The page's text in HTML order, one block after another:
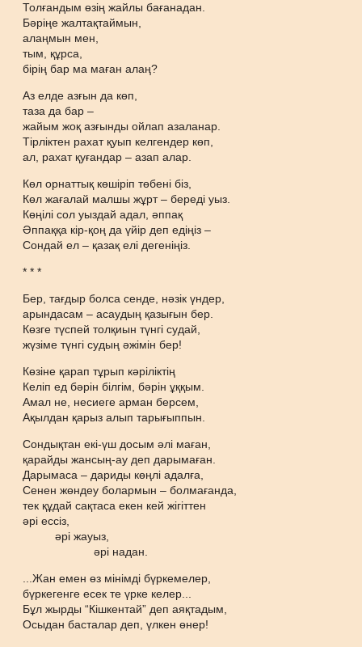
Толғандым өзің жайлы бағанадан.
Бәріңе жалтақтаймын,
алаңмын мен,
тым, құрса,
бірің бар ма маған алаң?
Аз елде азғын да көп,
таза да бар –
жайым жоқ азғынды ойлап азаланар.
Тірліктен рахат қуып келгендер көп,
ал, рахат қуғандар – азап алар.
Көл орнаттық көшіріп төбені біз,
Көл жағалай малшы жұрт – береді уыз.
Көңілі сол уыздай адал, әппақ
Әппаққа кір-қоң да үйір деп едіңіз –
Сондай ел – қазақ елі дегеніңіз.
* * *
Бер, тағдыр болса сенде, нәзік үндер,
арындасам – асаудың қазығын бер.
Көзге түспей толқиын түнгі судай,
жүзіме түнгі судың әжімін бер!
Көзіне қарап тұрып кәріліктің
Келіп ед бәрін білгім, бәрін ұққым.
Амал не, несиеге арман берсем,
Ақылдан қарыз алып тарығыппын.
Сондықтан екі-үш досым әлі маған,
қарайды жансың-ау деп дарымаған.
Дарымаса – дариды көңлі адалға,
Сенен жөндеу болармын – болмағанда,
тек құдай сақтаса екен кей жігіттен
әрі ессіз,
әрі жауыз,
әрі надан.
...Жан емен өз мінімді бүркемелер,
бүркегенге есек те үрке келер...
Бұл жырды “Кішкентай” деп аяқтадым,
Осыдан басталар деп, үлкен өнер!